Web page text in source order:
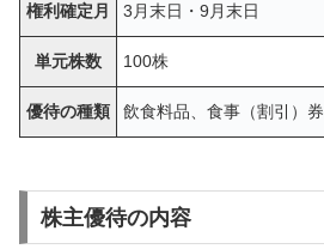
権利確定月 3月末日・9月末日
単元株数 100株
優待の種類 飲食料品、食事（割引）券
株主優待の内容